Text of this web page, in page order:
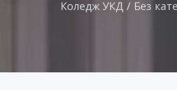
Коледж УКД / Без